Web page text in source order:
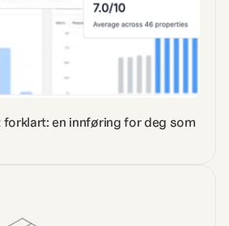
forklart: en innføring for deg som